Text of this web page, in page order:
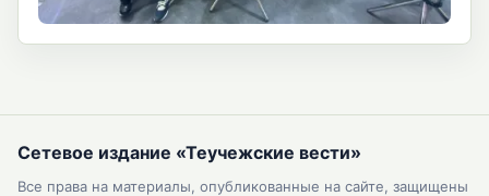
Сетевое издание «Теучежские вести»
Все права на материалы, опубликованные на сайте, защищены